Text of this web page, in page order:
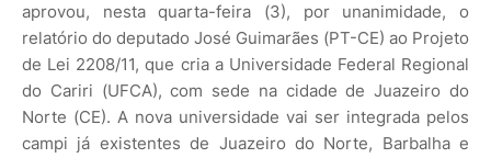
aprovou, nesta quarta-feira (3), por unanimidade, o
relatório do deputado José Guimarães (PT-CE) ao Projeto
de Lei 2208/11, que cria a Universidade Federal Regional
do Cariri (UFCA), com sede na cidade de Juazeiro do
Norte (CE). A nova universidade vai ser integrada pelos
campi já existentes de Juazeiro do Norte, Barbalha e